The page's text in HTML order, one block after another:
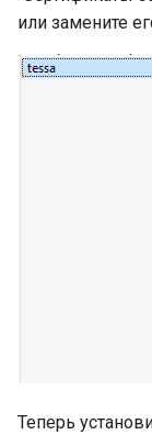
или замените
Теперь